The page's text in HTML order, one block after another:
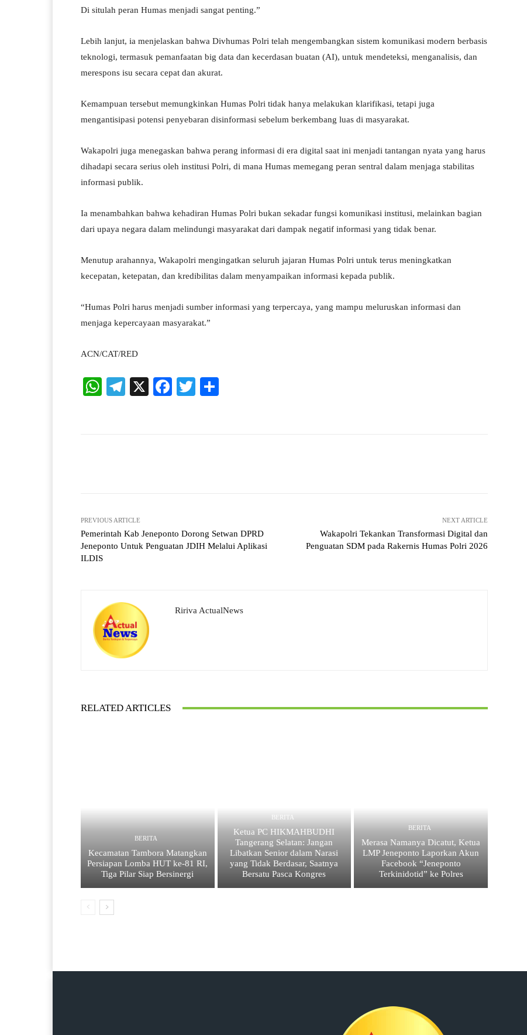
Di situlah peran Humas menjadi sangat penting.”
Lebih lanjut, ia menjelaskan bahwa Divhumas Polri telah mengembangkan sistem komunikasi modern berbasis
teknologi, termasuk pemanfaatan big data dan kecerdasan buatan (AI), untuk mendeteksi, menganalisis, dan
merespons isu secara cepat dan akurat.
Kemampuan tersebut memungkinkan Humas Polri tidak hanya melakukan klarifikasi, tetapi juga
mengantisipasi potensi penyebaran disinformasi sebelum berkembang luas di masyarakat.
Wakapolri juga menegaskan bahwa perang informasi di era digital saat ini menjadi tantangan nyata yang harus
dihadapi secara serius oleh institusi Polri, di mana Humas memegang peran sentral dalam menjaga stabilitas
informasi publik.
Ia menambahkan bahwa kehadiran Humas Polri bukan sekadar fungsi komunikasi institusi, melainkan bagian
dari upaya negara dalam melindungi masyarakat dari dampak negatif informasi yang tidak benar.
Menutup arahannya, Wakapolri mengingatkan seluruh jajaran Humas Polri untuk terus meningkatkan
kecepatan, ketepatan, dan kredibilitas dalam menyampaikan informasi kepada publik.
“Humas Polri harus menjadi sumber informasi yang terpercaya, yang mampu meluruskan informasi dan
menjaga kepercayaan masyarakat.”
ACN/CAT/RED
W
Te X
Fa
T
PREVIOUS ARTICLE
Pemerintah Kab Jeneponto Dorong Setwan DPRD
Jeneponto Untuk Penguatan JDIH Melalui Aplikasi
ILDIS
NEXT ARTICLE
Wakapolri Tekankan Transformasi Digital dan
Penguatan SDM pada Rakernis Humas Polri 2026
Ririva ActualNews
RELATED ARTICLES
BERITA
Kecamatan Tambora Matangkan
Persiapan Lomba HUT ke-81 RI,
Tiga Pilar Siap Bersinergi
BERITA
Ketua PC HIKMAHBUDHI
Tangerang Selatan: Jangan
Libatkan Senior dalam Narasi
yang Tidak Berdasar, Saatnya
Bersatu Pasca Kongres
BERITA
Merasa Namanya Dicatut, Ketua
LMP Jeneponto Laporkan Akun
Facebook “Jeneponto
Terkinidotid” ke Polres